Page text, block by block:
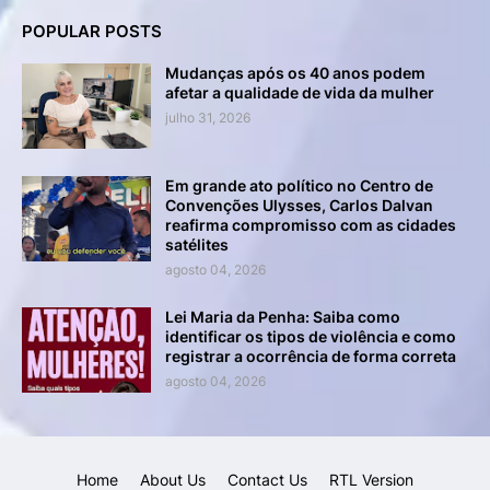
POPULAR POSTS
Mudanças após os 40 anos podem
afetar a qualidade de vida da mulher
julho 31, 2026
Em grande ato político no Centro de
Convenções Ulysses, Carlos Dalvan
reafirma compromisso com as cidades
satélites
agosto 04, 2026
Lei Maria da Penha: Saiba como
identificar os tipos de violência e como
registrar a ocorrência de forma correta
agosto 04, 2026
Home About Us Contact Us RTL Version